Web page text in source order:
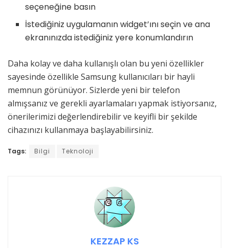
seçeneğine basın
İstediğiniz uygulamanın widget’ını seçin ve ana
ekranınızda istediğiniz yere konumlandırın
Daha kolay ve daha kullanışlı olan bu yeni özellikler
sayesinde özellikle Samsung kullanıcıları bir hayli
memnun görünüyor. Sizlerde yeni bir telefon
almışsanız ve gerekli ayarlamaları yapmak istiyorsanız,
önerilerimizi değerlendirebilir ve keyifli bir şekilde
cihazınızı kullanmaya başlayabilirsiniz.
Tags: Bilgi Teknoloji
KEZZAP KS